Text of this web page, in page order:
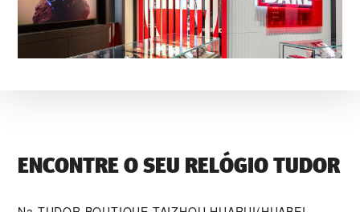
ENCONTRE O SEU RELÓGIO TUDOR